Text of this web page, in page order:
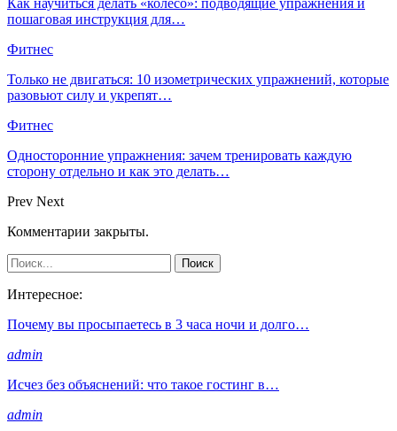
пошаговая инструкция для…
Фитнес
Только не двигаться: 10 изометрических упражнений, которые
разовьют силу и укрепят…
Фитнес
Односторонние упражнения: зачем тренировать каждую
сторону отдельно и как это делать…
Prev Next
Комментарии закрыты.
Интересное:
Почему вы просыпаетесь в 3 часа ночи и долго…
admin
Исчез без объяснений: что такое гостинг в…
admin